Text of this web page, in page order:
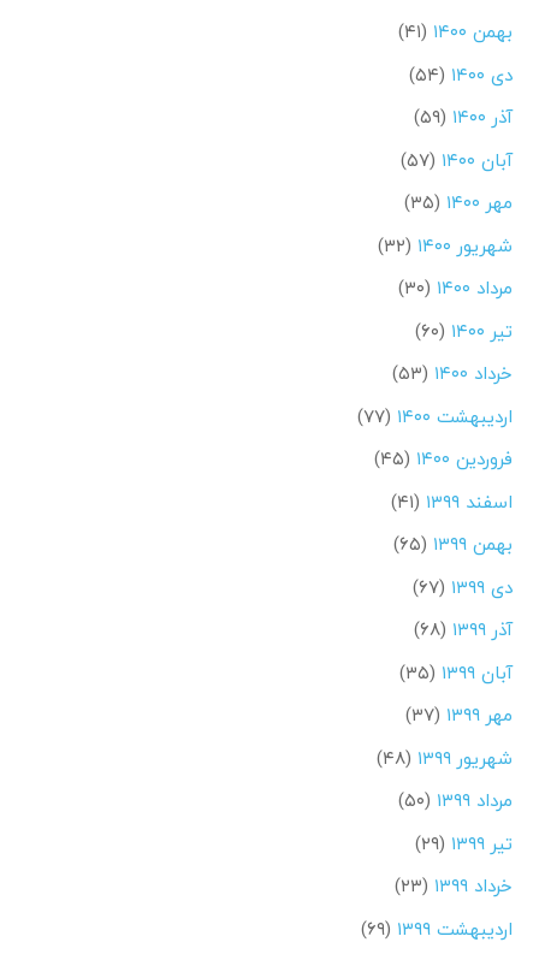
بهمن ۱۴۰۰
(۴۱)
دی ۱۴۰۰
(۵۴)
آذر ۱۴۰۰
(۵۹)
آبان ۱۴۰۰
(۵۷)
مهر ۱۴۰۰
(۳۵)
شهریور ۱۴۰۰
(۳۲)
مرداد ۱۴۰۰
(۳۰)
تیر ۱۴۰۰
(۶۰)
خرداد ۱۴۰۰
(۵۳)
اردیبهشت ۱۴۰۰
(۷۷)
فروردین ۱۴۰۰
(۴۵)
اسفند ۱۳۹۹
(۴۱)
بهمن ۱۳۹۹
(۶۵)
دی ۱۳۹۹
(۶۷)
آذر ۱۳۹۹
(۶۸)
آبان ۱۳۹۹
(۳۵)
مهر ۱۳۹۹
(۳۷)
شهریور ۱۳۹۹
(۴۸)
مرداد ۱۳۹۹
(۵۰)
تیر ۱۳۹۹
(۲۹)
خرداد ۱۳۹۹
(۲۳)
اردیبهشت ۱۳۹۹
(۶۹)